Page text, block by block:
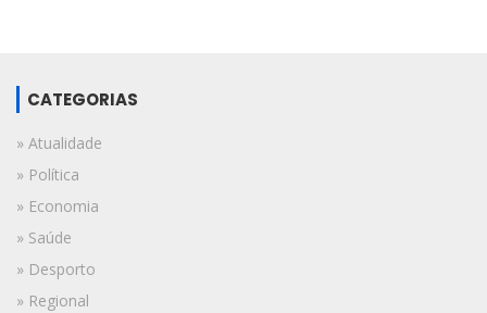
CATEGORIAS
» Atualidade
» Política
» Economia
» Saúde
» Desporto
» Regional